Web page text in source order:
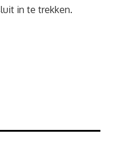
in te trekken.